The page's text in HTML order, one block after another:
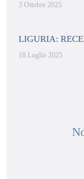
3 Ottobre 2025
LIGURIA:
18 Luglio 2025